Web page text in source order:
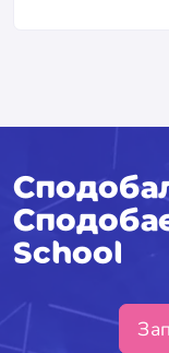
School